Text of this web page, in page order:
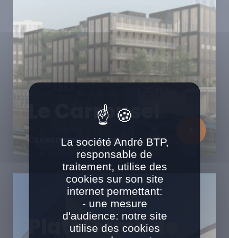
CONCEPTION RÉALISATION
Le Carrousel
Plateforme de
La société André BTP,
responsable de
traitement, utilise des
cookies sur son site
internet permettant:
- une mesure
d'audience: notre site
utilise des cookies